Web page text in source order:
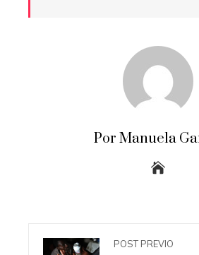
Por Manuela
POST PREVIO